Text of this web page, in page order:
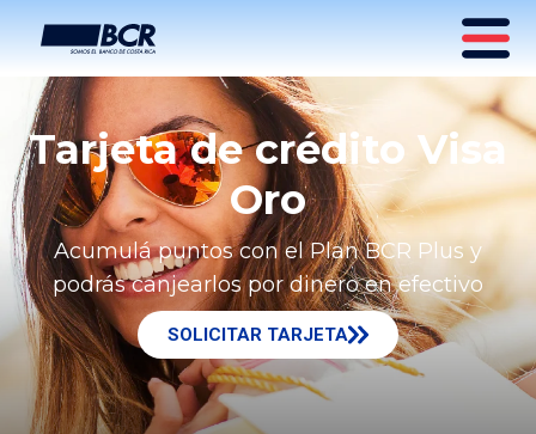
Tarjeta de crédito Visa
Oro
Acumulá puntos con el Plan BCR Plus y
podrás canjearlos por dinero en efectivo
SOLICITAR TARJETA